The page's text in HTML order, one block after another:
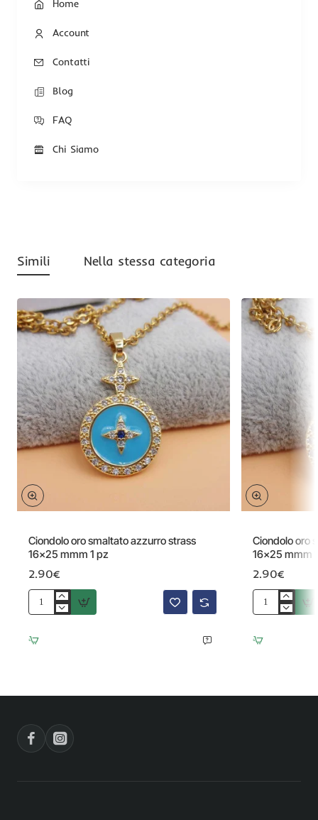
Home
Account
Contatti
Blog
FAQ
Chi Siamo
Simili Nella stessa categoria
Ciondolo oro smaltato azzurro strass
16x25 mmm 1 pz
2.90€
Ciondolo
smaltato
azzurro
Ciondolo oro
16x25 mmm
2.90€
Ciondolo
smaltato
bianco